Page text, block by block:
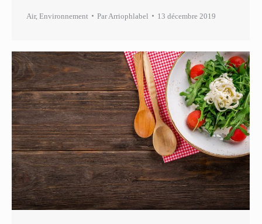
Air, Environnement ParArriophlabel 13 décembre 2019